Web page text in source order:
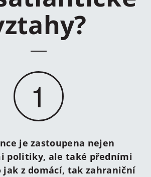
1
je zastoupena nejen
politiky, ale také předními
jak z domácí, tak zahraniční